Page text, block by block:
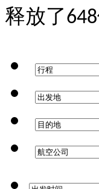
释放了648